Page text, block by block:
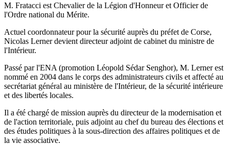
M. Fratacci est Chevalier de la Légion d'Honneur et Officier de
l'Ordre national du Mérite.
Actuel coordonnateur pour la sécurité auprès du préfet de Corse,
Nicolas Lerner devient directeur adjoint de cabinet du ministre de
l'Intérieur.
Passé par l'ENA (promotion Léopold Sédar Senghor), M. Lerner est
nommé en 2004 dans le corps des administrateurs civils et affecté au
secrétariat général au ministère de l'Intérieur, de la sécurité intérieure
et des libertés locales.
Il a été chargé de mission auprès du directeur de la modernisation et
de l'action territoriale, puis adjoint au chef du bureau des élections et
des études politiques à la sous-direction des affaires politiques et de
la vie associative.